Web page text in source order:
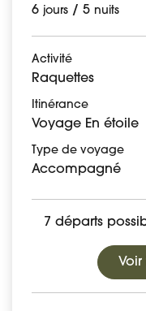
6 jours / 5 nuits
Activité
Raquettes
Itinérance
Voyage En étoile
Type de voyage
Accompagné
7 départs